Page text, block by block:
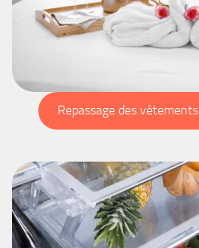
Repassage des vêtements